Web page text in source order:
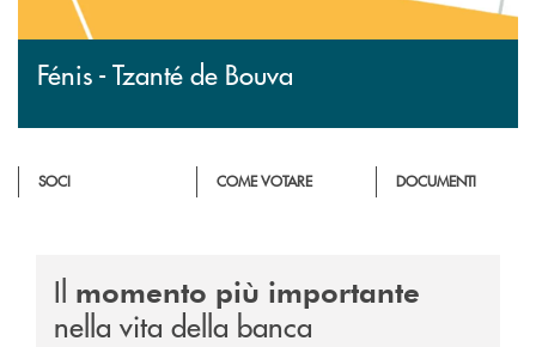
Fénis - Tzanté de Bouva
SOCI COME VOTARE DOCUMENTI
Il momento più importante
nella vita della banca